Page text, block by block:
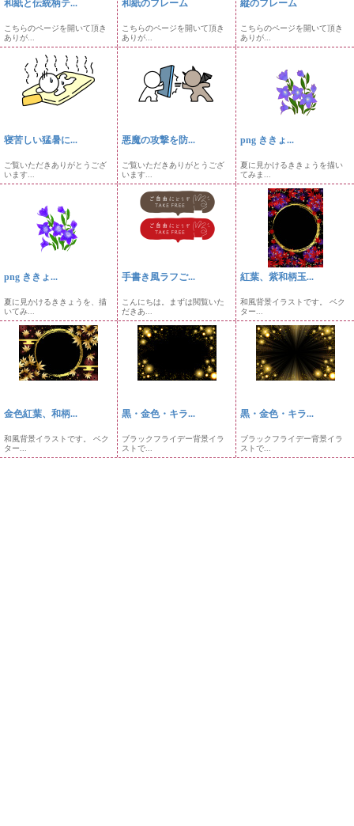
和紙と伝統柄テ...
こちらのページを開いて頂き
ありが...
和紙のフレーム
こちらのページを開いて頂き
ありが...
縦のフレーム
こちらのページを開いて頂き
ありが...
寝苦しい猛暑に...
ご覧いただきありがとうござ
います...
悪魔の攻撃を防...
ご覧いただきありがとうござ
います...
png ききょ...
夏に見かけるききょうを描い
てみま...
png ききょ...
夏に見かけるききょうを、描
いてみ...
手書き風ラフご...
こんにちは。まずは閲覧いた
だきあ...
紅葉、紫和柄玉...
和風背景イラストです。 ベク
ター...
金色紅葉、和柄...
和風背景イラストです。 ベク
ター...
黒・金色・キラ...
ブラックフライデー背景イラ
ストで...
黒・金色・キラ...
ブラックフライデー背景イラ
ストで...